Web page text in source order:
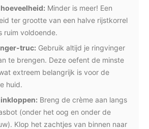
Minder is meer! Een
ter grootte van een halve rijstkorrel
ruim voldoende.
truc: Gebruik altijd je ringvinger
te brengen. Deze oefent de minste
extreem belangrijk is voor de
huid.
Breng de crème aan langs
(onder het oog en onder de
Klop het zachtjes van binnen naar